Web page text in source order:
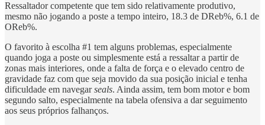
Ressaltador competente que tem sido relativamente produtivo,
mesmo não jogando a poste a tempo inteiro, 18.3 de DReb%, 6.1 de
OReb%.
O favorito à escolha #1 tem alguns problemas, especialmente
quando joga a poste ou simplesmente está a ressaltar a partir de
zonas mais interiores, onde a falta de força e o elevado centro de
gravidade faz com que seja movido da sua posição inicial e tenha
dificuldade em navegarseals. Ainda assim, tem bom motor e bom
segundo salto, especialmente na tabela ofensiva a dar seguimento
aos seus próprios falhanços.